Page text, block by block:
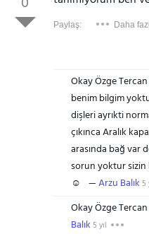
Paylaş: Daha
Okay Özge Tercan
benim bilgim
dişleri ayrıkti
çıkınca Aralık
arasında bağ var
sorun yoktur sizin
☺️
Arzu Balık 5
Okay Özge
Balık 5 yıl